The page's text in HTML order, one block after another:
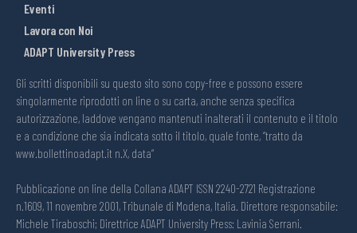
Eventi
Lavora con Noi
ADAPT University Press
Gli scritti disponibili su questo sito sono copy-free e possono essere
singolarmente riprodotti on line o su carta, anche senza specifica
autorizzazione, laddove vengano mantenuti inalterati il contenuto e il titolo
e a condizione che sia indicata sotto il titolo, quale fonte, “tratto da
www.bollettinoadapt.it n.X, data“
Pubblicazione on line della Collana ADAPT ISSN 2240-2721 Registrazione
n.1609, 11 novembre 2001, Tribunale di Modena, Italia. Direttore responsabile:
Michele Tiraboschi; Direttrice ADAPT University Press: Lavinia Serrani.